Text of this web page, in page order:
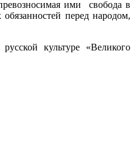
ими свобода в
перед народом,
культуре «Великого